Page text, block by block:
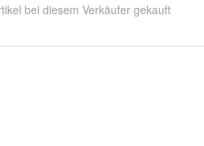
bei diesem Verkäufer gekauft